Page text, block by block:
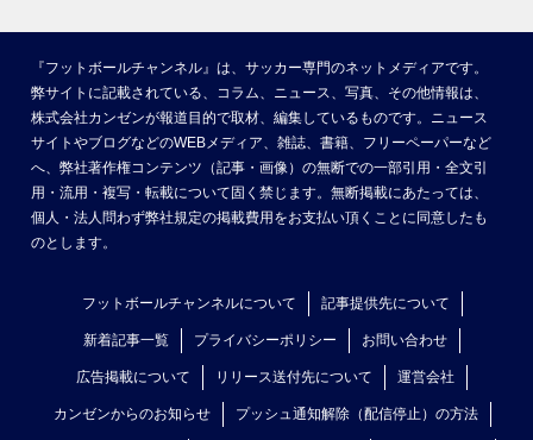
『フットボールチャンネル』は、サッカー専門のネットメディアです。
弊サイトに記載されている、コラム、ニュース、写真、その他情報は、
株式会社カンゼンが報道目的で取材、編集しているものです。ニュース
サイトやブログなどのWEBメディア、雑誌、書籍、フリーペーパーなど
へ、弊社著作権コンテンツ（記事・画像）の無断での一部引用・全文引
用・流用・複写・転載について固く禁じます。無断掲載にあたっては、
個人・法人問わず弊社規定の掲載費用をお支払い頂くことに同意したも
のとします。
フットボールチャンネルについて 記事提供先について
新着記事一覧 プライバシーポリシー お問い合わせ
広告掲載について リリース送付先について 運営会社
カンゼンからのお知らせ プッシュ通知解除（配信停止）の方法